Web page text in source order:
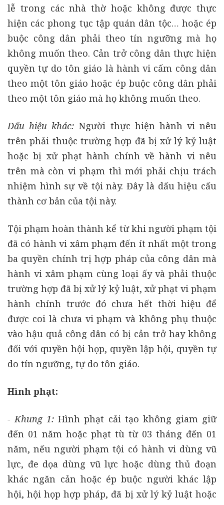
lễ trong các nhà thờ hoặc không được thực
hiện các phong tục tập quán dân tộc… hoặc ép
buộc công dân phải theo tín ngưỡng mà họ
không muốn theo. Cản trở công dân thực hiện
quyền tự do tôn giáo là hành vi cấm công dân
theo một tôn giáo hoặc ép buộc công dân phải
theo một tôn giáo mà họ không muốn theo.
Dấu hiệu khác: Người thực hiện hành vi nêu
trên phải thuộc trường hợp đã bị xử lý kỷ luật
hoặc bị xử phạt hành chính về hành vi nêu
trên mà còn vi phạm thì mới phải chịu trách
nhiệm hình sự về tội này. Đây là dấu hiệu cấu
thành cơ bản của tội này.
Tội phạm hoàn thành kể từ khi người phạm tội
đã có hành vi xâm phạm đến ít nhất một trong
ba quyền chính trị hợp pháp của công dân mà
hành vi xâm phạm cùng loại ấy và phải thuộc
trường hợp đã bị xử lý kỷ luật, xử phạt vi phạm
hành chính trước đó chưa hết thời hiệu để
được coi là chưa vi phạm và không phụ thuộc
vào hậu quả công dân có bị cản trở hay không
đối với quyền hội họp, quyền lập hội, quyền tự
do tín ngưỡng, tự do tôn giáo.
Hình phạt:
- Khung 1:Hình phạt cải tạo không giam giữ
đến 01 năm hoặc phạt tù từ 03 tháng đến 01
năm, nếu người phạm tội có hành vi dùng vũ
lực, đe dọa dùng vũ lực hoặc dùng thủ đoạn
khác ngăn cản hoặc ép buộc người khác lập
hội, hội họp hợp pháp, đã bị xử lý kỷ luật hoặc